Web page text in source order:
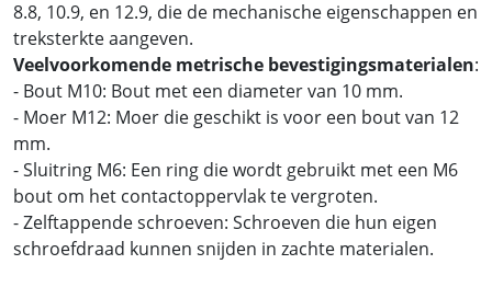
8.8, 10.9, en 12.9, die de mechanische eigenschappen en
treksterkte aangeven.
Veelvoorkomende metrische bevestigingsmaterialen:
- Bout M10: Bout met een diameter van 10 mm.
- Moer M12: Moer die geschikt is voor een bout van 12
mm.
- Sluitring M6: Een ring die wordt gebruikt met een M6
bout om het contactoppervlak te vergroten.
- Zelftappende schroeven: Schroeven die hun eigen
schroefdraad kunnen snijden in zachte materialen.